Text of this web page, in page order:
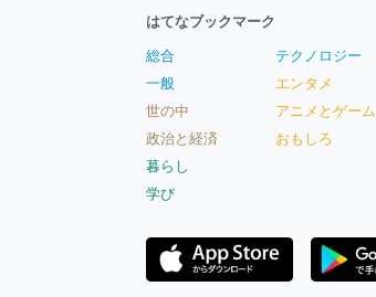
はてなブックマーク
総合
一般
世の中
政治と経済
暮らし
学び
テクノロジー
エンタメ
アニメとゲーム
おもしろ